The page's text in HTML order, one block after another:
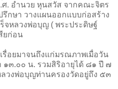
. อำนวย หุนสวัส จากคณะจิตร
กษา วางแผนออกแบบก่อสร้าง
จหลวงพ่อบุญ ( พระประดิษฐ์
ยก่อน
รื่อยมาจนถึงแก่มรณภาพเมื่อวัน
๑๓.๐๐ น. รวมสิริอายุได้ ๘๑ ปี ๗
วงพ่อบุญท่านครองวัดอยู่ถึง ๕๓